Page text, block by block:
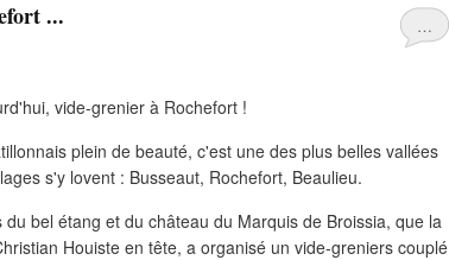
…
...
plein de beauté, c'est une des plus belles vallées
s'y lovent : Busseaut, Rochefort, Beaulieu.
bel étang et du château du Marquis de Broissia, que la
Houiste en tête, a organisé un vide-greniers couplé